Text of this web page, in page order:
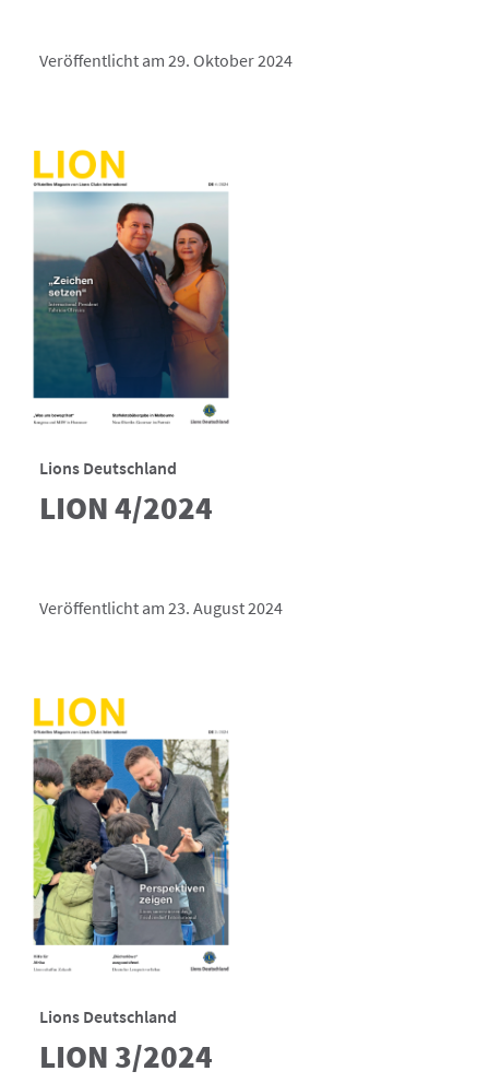
Veröffentlicht am 29. Oktober 2024
Lions Deutschland
LION 4/2024
Veröffentlicht am 23. August 2024
Lions Deutschland
LION 3/2024